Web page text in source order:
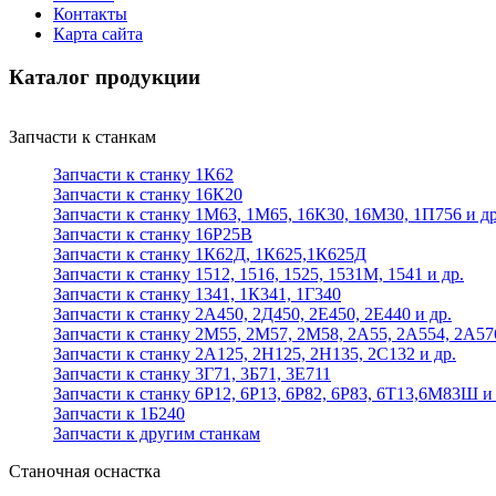
Контакты
Карта сайта
Каталог продукции
Запчасти к станкам
Запчасти к станку 1К62
Запчасти к станку 16К20
Запчасти к станку 1М63, 1М65, 16К30, 16М30, 1П756 и
Запчасти к станку 16Р25В
Запчасти к станку 1К62Д, 1К625,1К625Д
Запчасти к станку 1512, 1516, 1525, 1531М, 1541 и др.
Запчасти к станку 1341, 1К341, 1Г340
Запчасти к станку 2А450, 2Д450, 2Е450, 2Е440 и др.
Запчасти к станку 2М55, 2М57, 2М58, 2А55, 2А554,
Запчасти к станку 2А125, 2Н125, 2Н135, 2С132 и др.
Запчасти к станку 3Г71, 3Б71, 3Е711
Запчасти к станку 6Р12, 6Р13, 6Р82, 6Р83, 6Т13,6М83Ш и
Запчасти к 1Б240
Запчасти к другим станкам
Станочная оснастка